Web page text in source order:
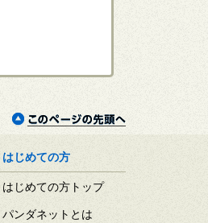
はじめての方
はじめての方トップ
パンダネットとは